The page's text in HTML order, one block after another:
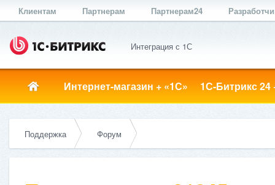
Клиентам Партнерам Партнерам24
Интеграция с 1С
Интернет-магазин + «1С» 1С-Битрикс 24
Поддержка Форум